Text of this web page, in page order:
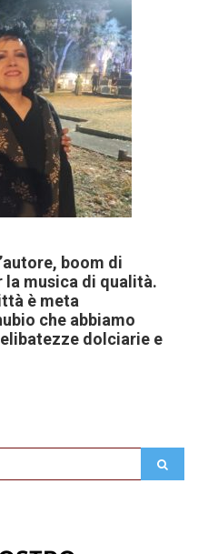
boom di
la musica di qualità.
è meta
che abbiamo
dolciarie e